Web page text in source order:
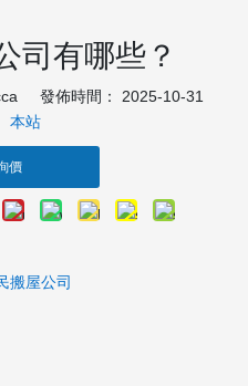
司有哪些？
發佈時間： 2025-10-31
本站
價
搬屋公司